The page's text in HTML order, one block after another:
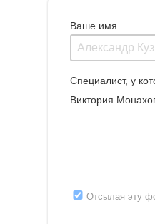
Ваше имя
Специалист, у
Виктория
Отсылая эту